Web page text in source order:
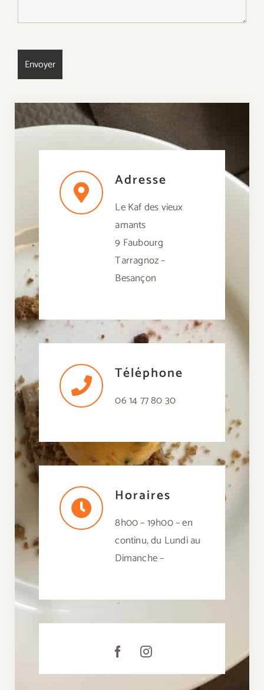
Adresse
Le Kaf des vieux
amants
9 Faubourg
Tarragnoz –
Besançon
Téléphone
06 14 77 80 30
Horaires
8h00 – 19h00 –en
continu, du Lundi au
Dimanche –